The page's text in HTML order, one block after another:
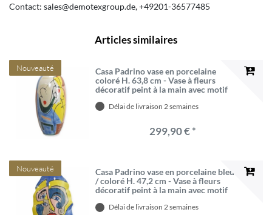
Contact: sales@demotexgroup.de +49201-36577485
Articles similaires
Nouveauté
Casa Padrino vase en porcelaine
coloré H. 63,8 cm - Vase à fleurs
décoratif peint à la main avec motif
Délai de livraison 2 semaines
299,90 € *
Nouveauté
Casa Padrino vase en porcelaine bleu
/ coloré H. 47,2 cm - Vase à fleurs
décoratif peint à la main avec motif
Délai de livraison 2 semaines